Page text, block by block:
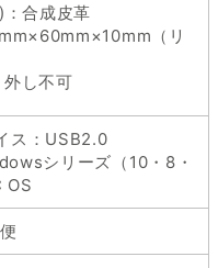
合成皮革
（リ
し不可
ス：USB2.0
シリーズ（10・8・
OS